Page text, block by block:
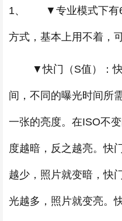
1、 ▼专业模式下有6
方式，基本上用不着，
▼快门（S值）：快
间，不同的曝光时间所
一张的亮度。在ISO不
度越暗，反之越亮。快
越少，照片就变暗，快
光越多，照片就变亮。